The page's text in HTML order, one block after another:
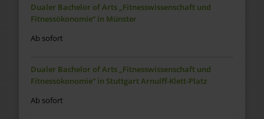
Dualer Bachelor of Arts „Fitnesswissenschaft und
Fitnessökonomie“ in Münster
Ab sofort
Dualer Bachelor of Arts „Fitnesswissenschaft und
Fitnessökonomie“ in Stuttgart Arnulff-Klett-Platz
Ab sofort